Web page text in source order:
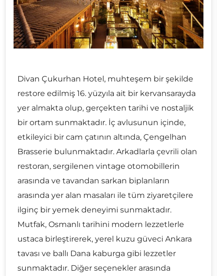
Divan Çukurhan Hotel, muhteşem bir şekilde
restore edilmiş 16. yüzyıla ait bir kervansarayda
yer almakta olup, gerçekten tarihi ve nostaljik
bir ortam sunmaktadır. İç avlusunun içinde,
etkileyici bir cam çatının altında, Çengelhan
Brasserie bulunmaktadır. Arkadlarla çevrili olan
restoran, sergilenen vintage otomobillerin
arasında ve tavandan sarkan biplanların
arasında yer alan masaları ile tüm ziyaretçilere
ilginç bir yemek deneyimi sunmaktadır.
Mutfak, Osmanlı tarihini modern lezzetlerle
ustaca birleştirerek, yerel kuzu güveci Ankara
tavası ve ballı Dana kaburga gibi lezzetler
sunmaktadır. Diğer seçenekler arasında